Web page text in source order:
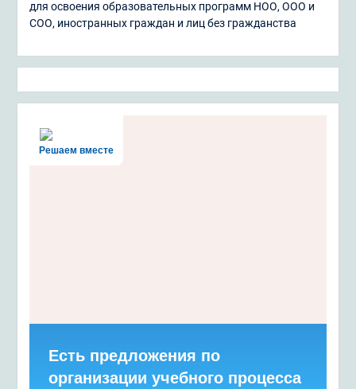
для освоения образовательных программ НОО, ООО и
СОО, иностранных граждан и лиц без гражданства
Решаем вместе
Есть предложения по
организации учебного процесса